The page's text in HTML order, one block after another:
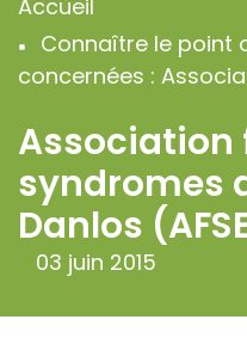
Fil
d'Ariane
Accueil
Connaître le point
concernées :
Association
syndromes
Danlos
03 juin 2015